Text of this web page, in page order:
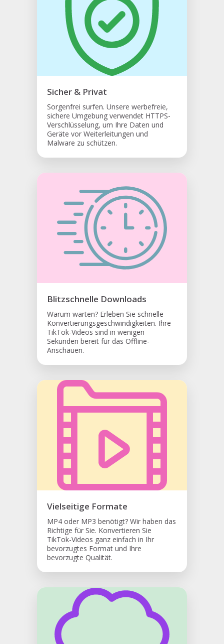
Sicher & Privat
Sorgenfrei surfen. Unsere werbefreie,
sichere Umgebung verwendet HTTPS-
Verschlüsselung, um Ihre Daten und
Geräte vor Weiterleitungen und
Malware zu schützen.
Blitzschnelle Downloads
Warum warten? Erleben Sie schnelle
Konvertierungsgeschwindigkeiten. Ihre
TikTok-Videos sind in wenigen
Sekunden bereit für das Offline-
Anschauen.
Vielseitige Formate
MP4 oder MP3 benötigt? Wir haben das
Richtige für Sie. Konvertieren Sie
TikTok-Videos ganz einfach in Ihr
bevorzugtes Format und Ihre
bevorzugte Qualität.